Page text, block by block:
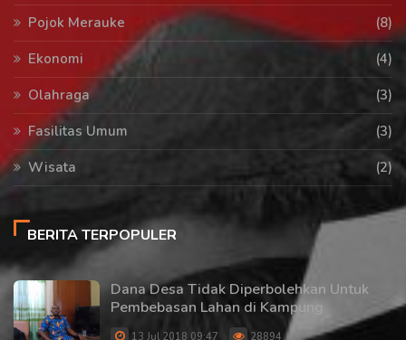
Pojok Merauke
(8)
Ekonomi
(4)
Olahraga
(3)
Fasilitas Umum
(3)
Wisata
(2)
BERITA TERPOPULER
Dana Desa Tidak Diperbolehkan Untuk
Pembebasan Lahan di Kampung
13 Jul 2018 09:47 28894